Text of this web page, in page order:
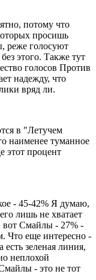
потому что
просишь
реже голосуют
этого. Также тут
голосов Против
надежду, что
вряд ли.
в "Летучем
наименее туманное
этот процент
- 45-42% Я думаю,
лишь не хватает
вот Смайлы - 27% -
Что еще интересно -
зеленая линия,
неплохой
- это не тот